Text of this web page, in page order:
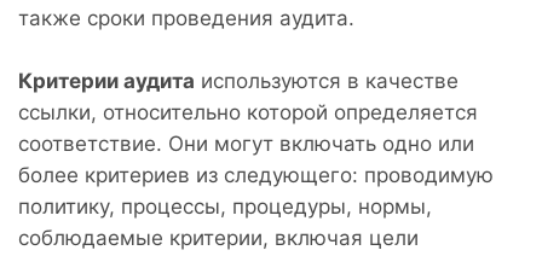
также сроки проведения аудита.
Критерии аудита используются в качестве
ссылки, относительно которой определяется
соответствие. Они могут включать одно или
более критериев из следующего: проводимую
политику, процессы, процедуры, нормы,
соблюдаемые критерии, включая цели